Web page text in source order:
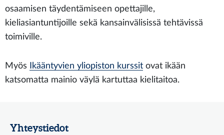
osaamisen täydentämiseen opettajille,
kieliasiantuntijoille sekä kansainvälisissä tehtävissä
toimiville.
Myös Ikääntyvien yliopiston kurssit ovat ikään
katsomatta mainio väylä kartuttaa kielitaitoa.
Yhteystiedot